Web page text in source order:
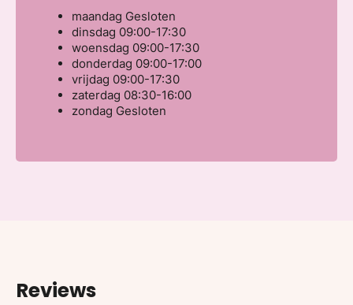
maandag Gesloten
dinsdag 09:00-17:30
woensdag 09:00-17:30
donderdag 09:00-17:00
vrijdag 09:00-17:30
zaterdag 08:30-16:00
zondag Gesloten
Reviews